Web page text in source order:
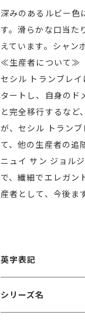
深みのあるルビー色
す。滑らかな口当た
えています。シャン
≪生産者について≫
セシル トランブレ
タートし、自身のド
と完全移行するなど
が、セシル トラン
て、他の生産者の追
ニュイ サン ジョル
で、繊細でエレガン
産者として、今後ま
英字表記
シリーズ名